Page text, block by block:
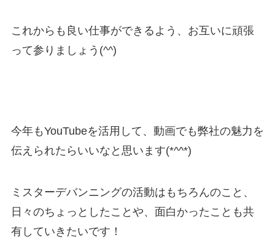
これからも良い仕事ができるよう、お互いに頑張
って参りましょう(^^)
今年もYouTubeを活用して、動画でも弊社の魅力を
伝えられたらいいなと思います(*^^*)
ミスターデバンニングの活動はもちろんのこと、
日々のちょっとしたことや、面白かったことも共
有していきたいです！